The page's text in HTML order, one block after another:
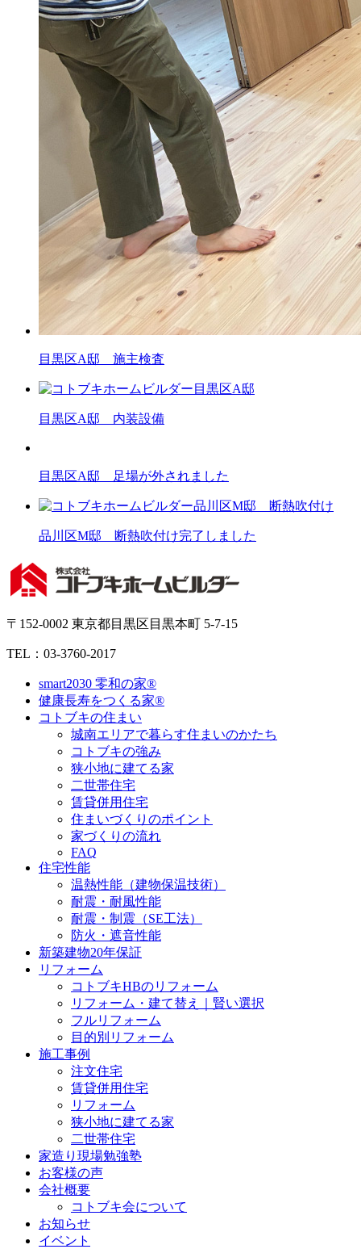
目黒区A邸 施主検査
目黒区A邸 内装設備
目黒区A邸 足場が外されました
品川区M邸 断熱吹付け完了しました
〒152-0002 東京都目黒区目黒本町 5-7-15
TEL：03-3760-2017
smart2030 零和の家®
健康長寿をつくる家®
コトブキの住まい
城南エリアで暮らす住まいのかたち
コトブキの強み
狭小地に建てる家
二世帯住宅
賃貸併用住宅
住まいづくりのポイント
家づくりの流れ
FAQ
住宅性能
温熱性能（建物保温技術）
耐震・耐風性能
耐震・制震（SE工法）
防火・遮音性能
新築建物20年保証
リフォーム
コトブキHBのリフォーム
リフォーム・建て替え｜賢い選択
フルリフォーム
目的別リフォーム
施工事例
注文住宅
賃貸併用住宅
リフォーム
狭小地に建てる家
二世帯住宅
家造り現場勉強塾
お客様の声
会社概要
コトブキ会について
お知らせ
イベント